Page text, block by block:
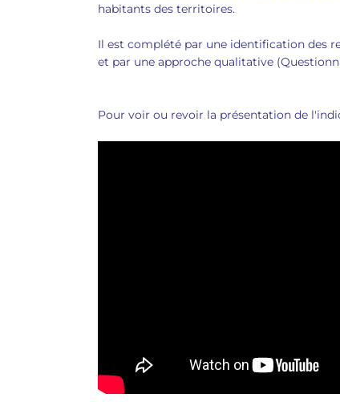
habitants des territoires.
Il est complété par une identification des
et par une approche qualitative
Pour voir ou revoir la présentation de